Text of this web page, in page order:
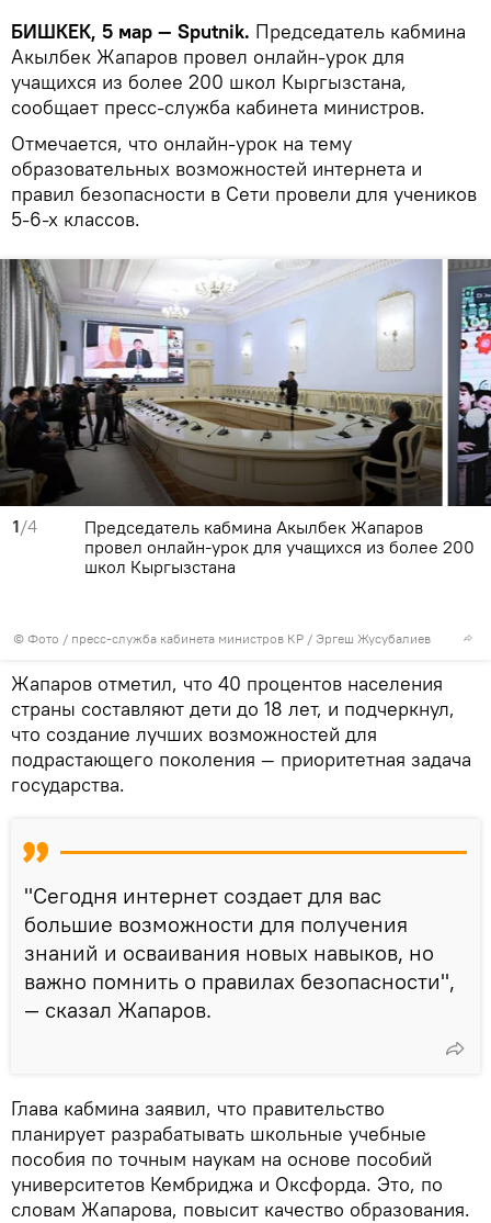
БИШКЕК, 5 мар — Sputnik. Председатель кабмина
Акылбек Жапаров провел онлайн-урок для
учащихся из более 200 школ Кыргызстана,
сообщает пресс-служба кабинета министров.
Отмечается, что онлайн-урок на тему
образовательных возможностей интернета и
правил безопасности в Сети провели для учеников
5-6-х классов.
1/4
© Фото / пресс-служба кабинета министров КР / Эргеш Жусубалиев
Председатель кабмина Акылбек Жапаров
провел онлайн-урок для учащихся из более 200
школ Кыргызстана
Жапаров отметил, что 40 процентов населения
страны составляют дети до 18 лет, и подчеркнул,
что создание лучших возможностей для
подрастающего поколения — приоритетная задача
государства.
"Сегодня интернет создает для вас
большие возможности для получения
знаний и осваивания новых навыков, но
важно помнить о правилах безопасности",
— сказал Жапаров.
Глава кабмина заявил, что правительство
планирует разрабатывать школьные учебные
пособия по точным наукам на основе пособий
университетов Кембриджа и Оксфорда. Это, по
словам Жапарова, повысит качество образования.